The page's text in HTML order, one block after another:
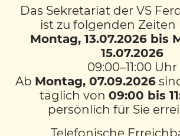
VS Ferdinandeum
VS Ferdinandeum
12:50
Das Sekretariat der VS
ist zu folgenden Zeiten
Montag, 13.07.2026 bis
15.07.2026
09:00–11:00 Uhr
Ab Montag, 07.09.2026
täglich von 09:00 bis
persönlich für Sie
Telefonische